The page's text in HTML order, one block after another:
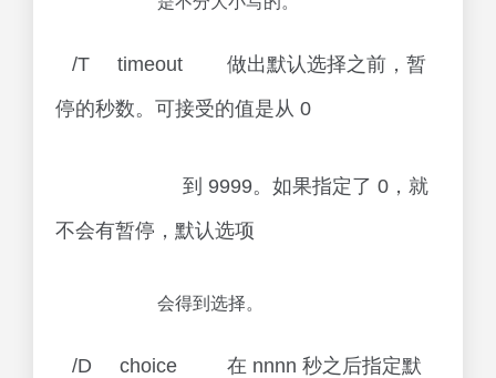
/T timeout 做出默认选择之前，暂
停的秒数。可接受的值是从 0
到 9999。如果指定了 0，就
不会有暂停，默认选项
会得到选择。
/D choice 在 nnnn 秒之后指定默